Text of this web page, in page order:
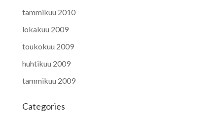
tammikuu 2010
lokakuu 2009
toukokuu 2009
huhtikuu 2009
tammikuu 2009
Categories